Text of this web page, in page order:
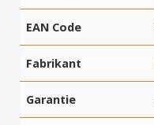
EAN Code
Fabrikant
Garantie